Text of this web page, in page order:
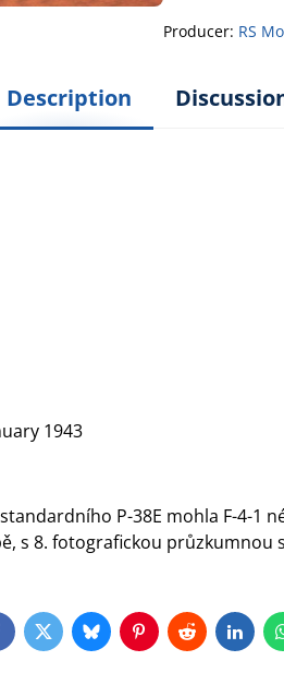
Producer: RS
Description
1943
P-38E mohla F-4-1
s 8. fotografickou průzkumnou
TwitterBlueskyPinterestReddit